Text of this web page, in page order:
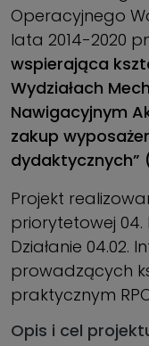
Operacyjnego
lata 2014-2020
wspierająca
Wydziałach
Nawigacyjnym
zakup
dydaktycznych”
Projekt
priorytetowej 04.
Działanie 04.02.
prowadzących
praktycznym
Opis i cel